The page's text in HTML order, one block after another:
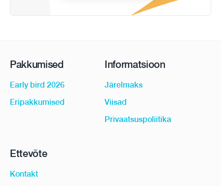
Pakkumised
Early bird 2026
Eripakkumised
Informatsioon
Järelmaks
Viisad
Privaatsuspoliitika
Ettevõte
Kontakt